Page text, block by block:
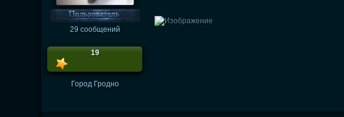
29 сообщений
19
Город Гродно